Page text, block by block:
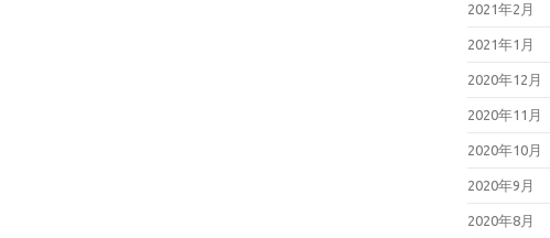
2021年2月
2021年1月
2020年12月
2020年11月
2020年10月
2020年9月
2020年8月